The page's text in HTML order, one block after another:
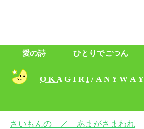
愛の詩 ひとりでごつん
O K A G I R I / A N Y W A Y
さいもんの ／ あまがさまわれ